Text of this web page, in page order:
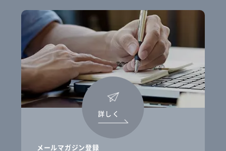
メールマガジン登録
詳しく